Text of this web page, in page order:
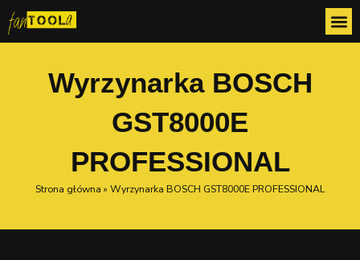
Przejdź
do
treści
Wyrzynarka BOSCH
GST8000E
PROFESSIONAL
Strona główna » Wyrzynarka BOSCH GST8000E PROFESSIONAL